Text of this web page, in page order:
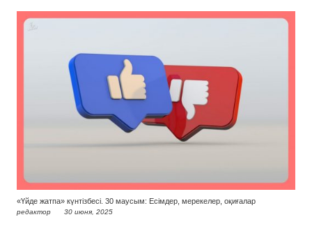
«Үйде жатпа» күнтізбесі. 30 маусым: Есімдер, мерекелер, оқиғалар
редактор 30 июня, 2025